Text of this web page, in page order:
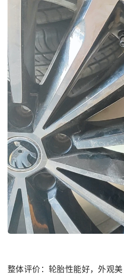
整体评价：轮胎性能好，外观